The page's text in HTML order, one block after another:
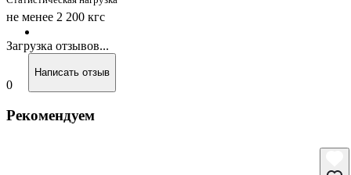
не менее 2 200 кгс
Загрузка отзывов...
0
Написать отзыв
Рекомендуем